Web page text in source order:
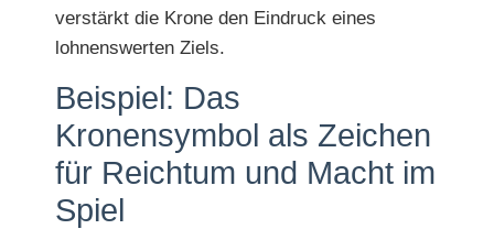
verstärkt die Krone den Eindruck eines
lohnenswerten Ziels.
Beispiel: Das
Kronensymbol als Zeichen
für Reichtum und Macht im
Spiel